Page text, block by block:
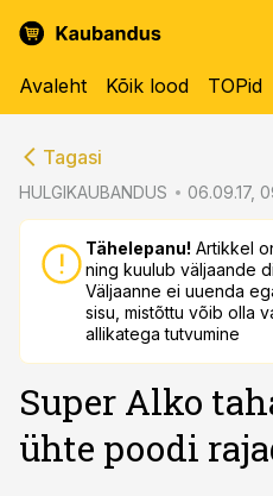
Avaleht Kõik lood TOPid
Tagasi
HULGIKAUBANDUS 06.09.17,
Tähelepanu! Artikkel
ning kuulub väljaande
Väljaanne ei uuenda
sisu, mistõttu võib olla
allikatega tutvumine
Super Alko
ühte poodi